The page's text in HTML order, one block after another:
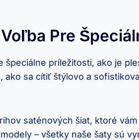
Pre
príležitosti, ako je
sa cítiť štýlovo a
saténových šiat, ktoré
– všetky naše šaty sú